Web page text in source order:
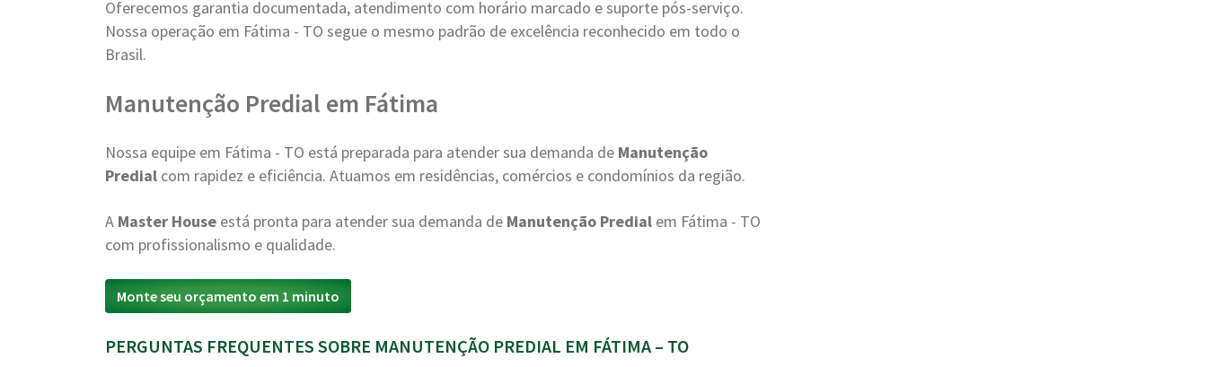
Oferecemos garantia documentada, atendimento com horário marcado e suporte pós-serviço.
Nossa operação em Fátima - TO segue o mesmo padrão de excelência reconhecido em todo o
Brasil.
Manutenção Predial em Fátima
Nossa equipe em Fátima - TO está preparada para atender sua demanda de Manutenção
Predial com rapidez e eficiência. Atuamos em residências, comércios e condomínios da região.
A Master House está pronta para atender sua demanda de Manutenção Predial em Fátima - TO
com profissionalismo e qualidade.
Monte seu orçamento em 1 minuto
PERGUNTAS FREQUENTES SOBRE MANUTENÇÃO PREDIAL EM FÁTIMA – TO